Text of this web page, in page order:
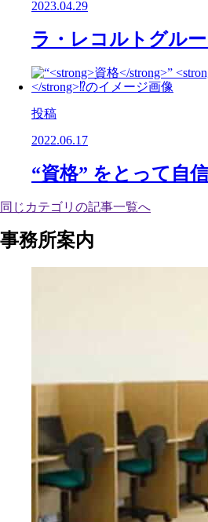
2023.04.29
ラ・レコルトグル
投稿
2022.06.17
“資格” をとって自
同じカテゴリの記事⼀覧へ
事務所案内